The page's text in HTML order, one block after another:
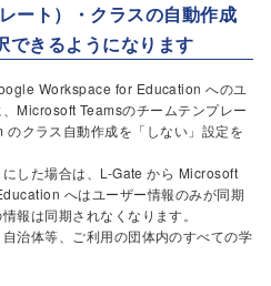
ート）・クラスの自動作成
できるようになります
Workspace for Education へのユ
Microsoft Teamsのチームテンプレー
クラス自動作成を「しない」設定を
した場合は、L-Gate から Microsoft
へはユーザー情報のみが同期
報は同期されなくなります。
治体等、ご利用の団体内のすべての学